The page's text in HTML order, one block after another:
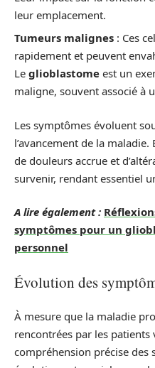
leur emplacement.
Tumeurs malignes : Ces
rapidement et peuvent
Le glioblastome est un
maligne, souvent associé à
Les symptômes évoluent
l’avancement de la
de douleurs accrue et
survenir, rendant essentiel
A lire également :
symptômes pour un
personnel
Évolution des
À mesure que la maladie
rencontrées par les
compréhension précise des